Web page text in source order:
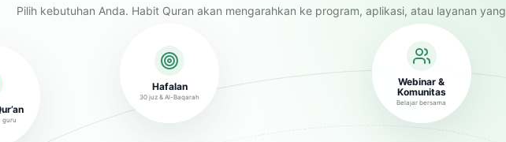
Pilih kebutuhan Anda. Habit Quran akan mengarahkan ke program, aplikasi, atau layanan
guru
Hafalan
30 juz & Al-Baqarah
Webinar &
Komunitas
Belajar bersama